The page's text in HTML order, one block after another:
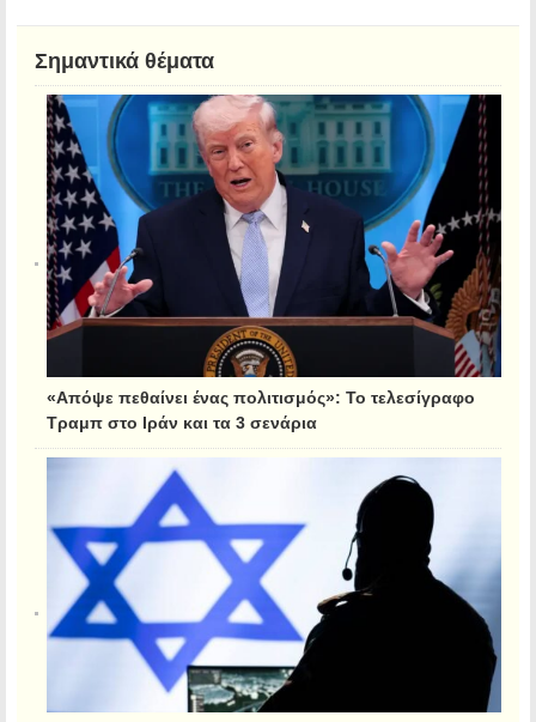
Σημαντικά θέματα
«Απόψε πεθαίνει ένας πολιτισμός»: Το τελεσίγραφο
Τραμπ στο Ιράν και τα 3 σενάρια